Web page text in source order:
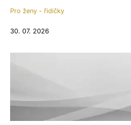
Pro ženy - řidičky
30. 07. 2026